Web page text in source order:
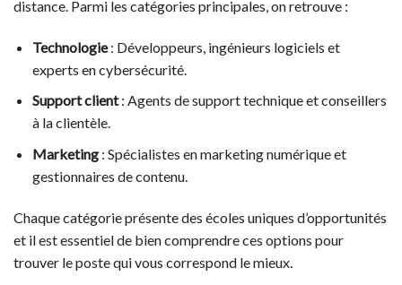
distance. Parmi les catégories principales, on retrouve :
Technologie: Développeurs, ingénieurs logiciels et
experts en cybersécurité.
Support client: Agents de support technique et conseillers
à la clientèle.
Marketing: Spécialistes en marketing numérique et
gestionnaires de contenu.
Chaque catégorie présente des écoles uniques d’opportunités
et il est essentiel de bien comprendre ces options pour
trouver le poste qui vous correspond le mieux.